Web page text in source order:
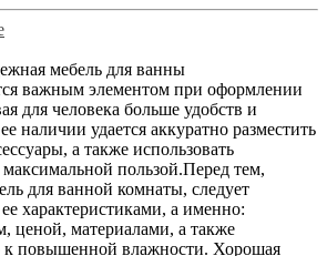
мебель для ванны
важным элементом при оформлении
для человека больше удобств и
наличии удается аккуратно разместить
а также использовать
максимальной пользой.Перед тем,
для ванной комнаты, следует
характеристиками, а именно:
ценой, материалами, а также
к повышенной влажности. Хорошая